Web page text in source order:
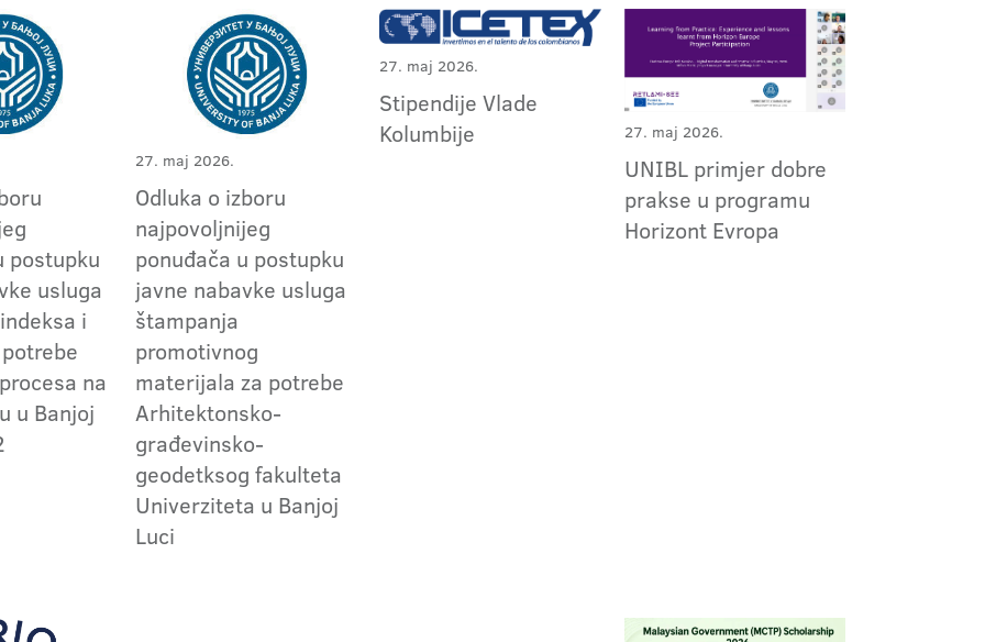
postupku
usluga
i
na
u Banjoj
27. maj 2026.
Odluka o izboru
najpovoljnijeg
ponuđača u postupku
javne nabavke usluga
štampanja
promotivnog
materijala za potrebe
Arhitektonsko-
građevinsko-
geodetksog fakulteta
Univerziteta u Banjoj
Luci
27. maj 2026.
Stipendije Vlade
Kolumbije
27. maj 2026.
UNIBL primjer dobre
prakse u programu
Horizont Evropa